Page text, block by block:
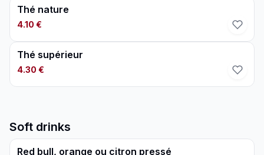
Thé nature
4.10 €
Thé supérieur
4.30 €
Soft drinks
Red bull, orange ou citron pressé